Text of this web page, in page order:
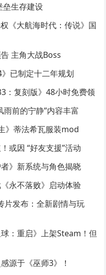
垒生存建设
《大航海时代：传说》国
主角大战Boss
已制定十二年规划
：复刻版》48小时免费领
前的宁静”内容丰富
》蒂法希瓦服装mod
或因 “好友支援”活动
》新系统与角色揭晓
永不落败》启动体验
片发布：全新剧情与玩
：重启》上架Steam！但
源于《巫师3》！